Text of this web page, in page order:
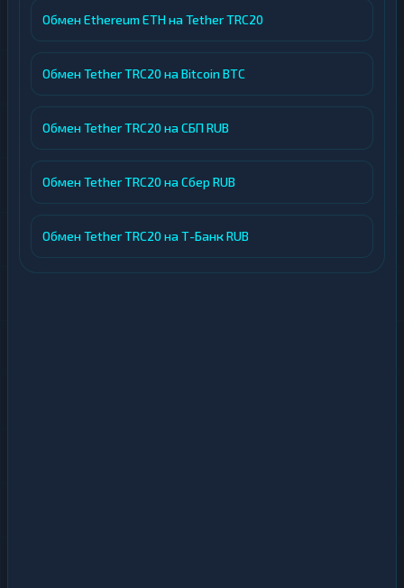
Обмен Ethereum ETH на Tether TRC20
Обмен Tether TRC20 на Bitcoin BTC
Обмен Tether TRC20 на СБП RUB
Обмен Tether TRC20 на Сбер RUB
Обмен Tether TRC20 на Т-Банк RUB